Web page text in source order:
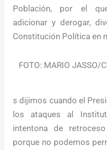
Población, por el
adicionar y derogar,
Constitución Política en
FOTO: MARIO JASSO/
s dijimos cuando el
los ataques al
intentona de
porque no podemos